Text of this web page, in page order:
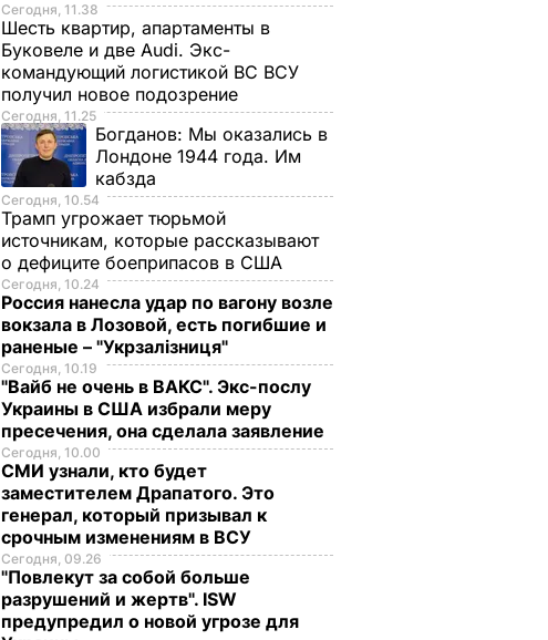
Сегодня, 11.38
Шесть квартир, апартаменты в
Буковеле и две Audi. Экс-
командующий логистикой ВС ВСУ
получил новое подозрение
Сегодня, 11.25
Богданов: Мы оказались в
Лондоне 1944 года. Им
кабзда
Сегодня, 10.54
Трамп угрожает тюрьмой
источникам, которые рассказывают
о дефиците боеприпасов в США
Сегодня, 10.24
Россия нанесла удар по вагону возле
вокзала в Лозовой, есть погибшие и
раненые – "Укрзалізниця"
Сегодня, 10.19
"Вайб не очень в ВАКС". Экс-послу
Украины в США избрали меру
пресечения, она сделала заявление
Сегодня, 10.00
СМИ узнали, кто будет
заместителем Драпатого. Это
генерал, который призывал к
срочным изменениям в ВСУ
Сегодня, 09.26
"Повлекут за собой больше
разрушений и жертв". ISW
предупредил о новой угрозе для